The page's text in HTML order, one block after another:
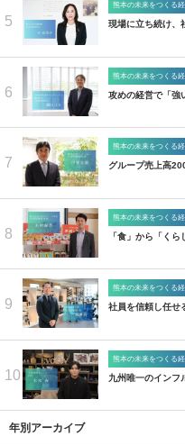
5
熊本の未来をつくる
現場に立ち続け、
6
熊本の未来をつくる
攻めの経営で「強
7
熊本の未来をつくる
グループ売上高
8
熊本の未来をつくる
「食」から「く
9
熊本の未来をつくる
社員を信頼し任せ
10
熊本の未来をつくる
九州唯一のインフ
年別アーカイブ